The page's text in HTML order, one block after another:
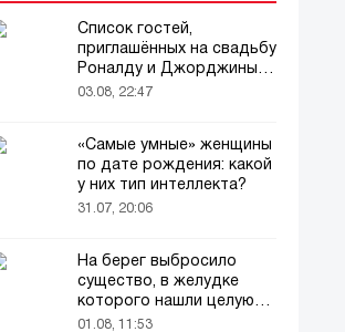
Список гостей,
приглашённых на свадьбу
Роналду и Джорджины,
вызвал ажиотаж
03.08, 22:47
«Самые умные» женщины
по дате рождения: какой
у них тип интеллекта?
31.07, 20:06
На берег выбросило
существо, в желудке
которого нашли целую
добычу
01.08, 11:53